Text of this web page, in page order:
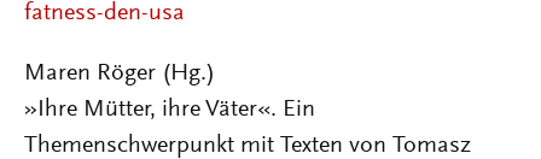
fatness-den-usa
Maren Röger (Hg.)
»Ihre Mütter, ihre Väter«. Ein
Themenschwerpunkt mit Texten von Tomasz